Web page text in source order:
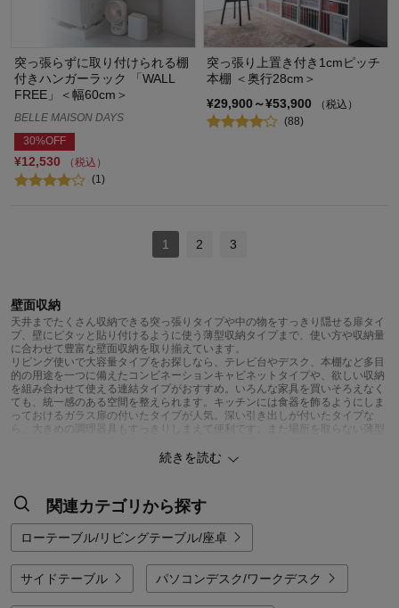
突っ張らずに取り付けられる棚
付きハンガーラック 「WALL
FREE」＜幅60cm＞
BELLE MAISON DAYS
30%OFF
¥12,530
（税込）
(1)
突っ張り上置き付き1cmピッチ
本棚 ＜奥行28cm＞
¥29,900～¥53,900
（税込）
(88)
1 2 3
壁面収納
天井までたくさん収納できる突っ張りタイプや中の物をすっきり隠せる扉タイ
プ、壁にピタッと貼り付けるように使う薄型収納タイプまで、使い方や収納量
に合わせて豊富な壁面収納を取り揃えています。
リビング使いで大容量タイプをお探しなら、テレビ台やデスク、本棚など多目
的の用途を一つに備えたコンビネーションキャビネットタイプや、欲しい収納
を組み合わせて使える連結タイプがおすすめ。いろんな家具を買いそろえなく
ても、統一感のある空間を整えられます。キッチンには食器を飾るようにしま
っておけるガラス扉の付いたタイプが人気。深い引き出しが付いたタイプな
ら、大きめの調理器具もすっきりしまえて便利です。また場所を取らない薄型
引き戸タイプやフラップタイプの扉を選べば、省スペースで出し入れが可能で
シ。奥行きの浅いラダータイプやメッシュタイプの薄型壁面収納なら、棚板の
位置を変えたりフックを引っかけたりして、こまごました物からよく使う日用
品、掛けて飾りたいコレクションまで見た目をアレンジしながら収納を楽しめ
ます。ひとり暮らしの方や子ども部屋では、収納＆間仕切りで一石二鳥を狙う
のも手。突っ張りタイプのラダーラックをお部屋の間仕切り代わりに使えば、
場所を取らずに視界をさりげなく遮ることができるのでおすすめです。衣類を
たっぷり収納できるワードローブタイプや、大切な小物を飾りながら収納でき
るコレクションキャビネットにもご注目ください。
続きを読む
関連カテゴリから探す
ローテーブル/リビングテーブル/座卓
サイドテーブル パソコンデスク/ワークデスク